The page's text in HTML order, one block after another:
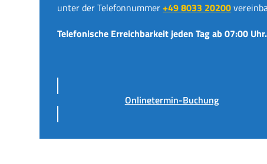
unter der Telefonnummer+49 8033 20200
Telefonische Erreichbarkeit jeden Tag ab 07:00 Uhr.
Onlinetermin-Buchung